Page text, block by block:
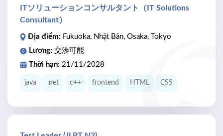
ITソリューションコンサルタント（IT Solutions
Consultant）
Địa điểm: Fukuoka, Nhật Bản, Osaka, Tokyo
Lương: 交渉可能
Thời hạn: 21/11/2028
java .net c++ frontend HTML CSS